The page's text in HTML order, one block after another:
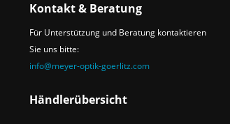
Kontakt & Beratung
Für Unterstützung und Beratung kontaktieren
Sie uns bitte:
info@meyer-optik-goerlitz.com
Händlerübersicht